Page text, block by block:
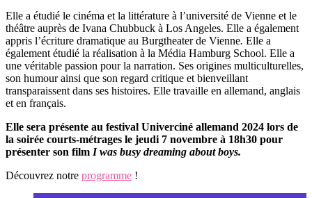
Elle a étudié le cinéma et la littérature à l’université de Vienne et le
théâtre auprès de Ivana Chubbuck à Los Angeles. Elle a également
appris l’écriture dramatique au Burgtheaterde Vienne. Elle a
également étudié la réalisation à la Média Hamburg School. Elle a
une véritable passion pour la narration. Ses origines multiculturelles,
son humour ainsi que son regard critique et bienveillant
transparaissent dans ses histoires. Elle travaille en allemand, anglais
et en français.
Elle sera présente au festival Univerciné allemand 2024 lors de
la soirée courts-métrages le jeudi 7 novembre à 18h30 pour
présenter son film I was busy dreaming about boys.
Découvrez notre programme !